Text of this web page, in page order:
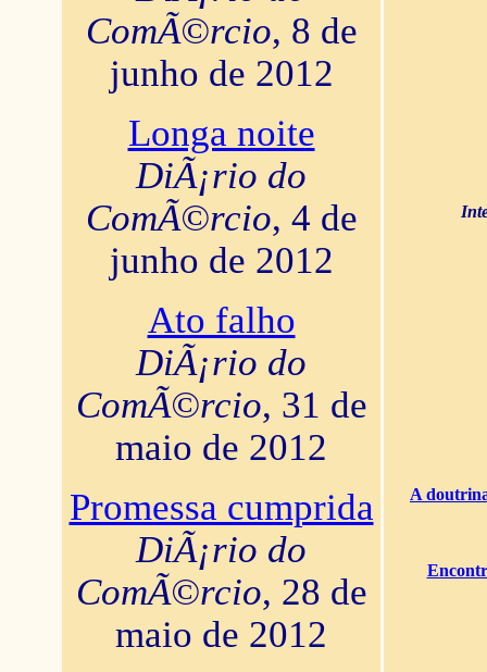
ComÃ©rcio, 8 de
junho de 2012
Longa noite
DiÃ¡rio do
ComÃ©rcio, 4 de
junho de 2012
Ato falho
DiÃ¡rio do
ComÃ©rcio, 31 de
maio de 2012
Promessa cumprida
DiÃ¡rio do
ComÃ©rcio, 28 de
maio de 2012
A